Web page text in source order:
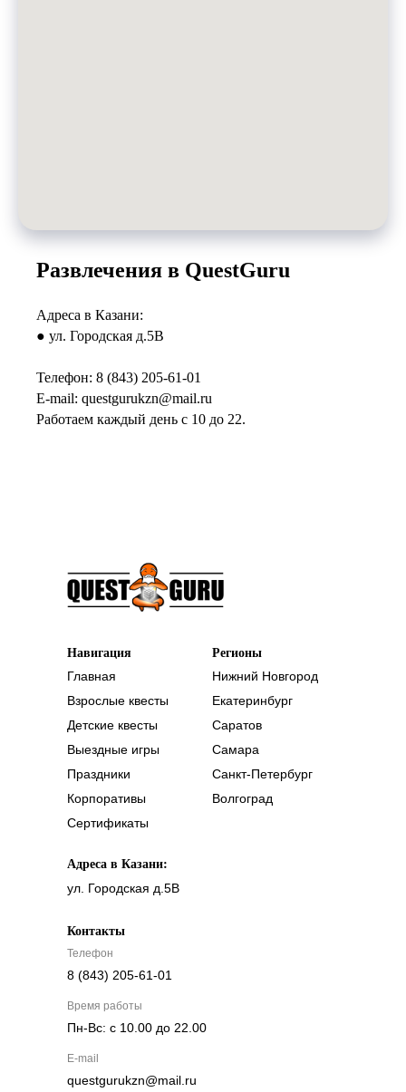
Развлечения в QuestGuru
Адреса в Казани:
● ул. Городская д.5В
Телефон: 8 (843) 205-61-01
E-mail: questgurukzn@mail.ru
Работаем каждый день с 10 до 22.
Главная
Взрослые квесты
Детские квесты
Выездные игры
Праздники
Корпоративы
Сертификаты
Навигация
Контакты
Адреса в Казани:
Телефон
8 (843) 205-61-01
Время работы
Пн-Вс: с 10.00 до 22.00
E-mail
questgurukzn@mail.ru
ул. Городская д.5В
Регионы
Нижний Новгород
Екатеринбург
Саратов
Самара
Санкт-Петербург
Волгоград